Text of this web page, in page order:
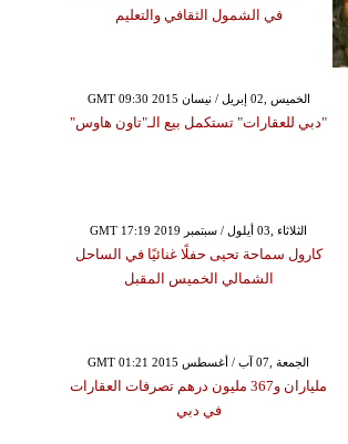
في الشمول الثقافي والتعليم
GMT 09:30 2015 الخميس ,02 إبريل / نيسان
"دبي للعقارات" تستكمل بيع الـ"تاون هاوس"
GMT 17:19 2019 الثلاثاء ,03 أيلول / سبتمبر
كارول سماحة تحيى حفلًا غنائيًا في الساحل
الشمالي الخميس المقبل
GMT 01:21 2015 الجمعة ,07 آب / أغسطس
ملياران و367 مليون درهم تصرفات العقارات
في دبي